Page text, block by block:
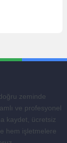
zeminde
ve profesyonel
kaydet, ücretsiz
hem işletmelere